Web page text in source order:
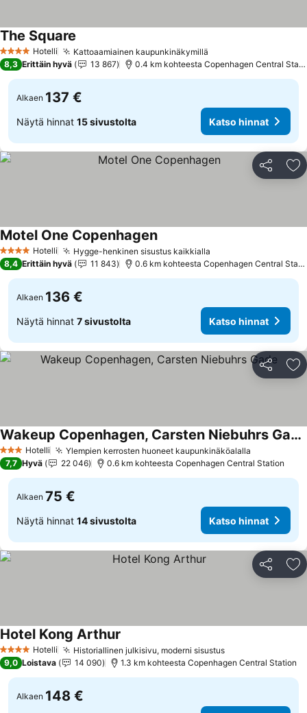
4 Tähtiluokitus
Hotelli Kattoaamiainen kaupunkinäkymillä
The Square
8,3 Erittäin hyvä 13 867 0.4 km kohteesta Copenhagen Central
Alkaen 137 €
Näytä hinnat 15 sivustolta Katso hinnat
Jaa
4 Tähtiluokitus
Hotelli Hygge-henkinen sisustus kaikkialla
Motel One CopenhagenKatso hinnat
8,4 Erittäin hyvä 11 843 0.6 km kohteesta Copenhagen Central
Alkaen 136 €
Näytä hinnat 7 sivustolta Katso hinnat
Jaa
3 Tähtiluokitus
Hotelli Ylempien kerrosten huoneet kaupunkinäköalalla
Wakeup Copenhagen, Carsten Niebuhrs Gade
Katso hinnat
7,7 Hyvä 22 046 0.6 km kohteesta Copenhagen Central Station
Alkaen 75 €
Näytä hinnat 14 sivustolta Katso hinnat
Jaa
4 Tähtiluokitus
Hotelli Historiallinen julkisivu, moderni sisustusKatso hinnat
Hotel Kong Arthur
9,0 Loistava 14 090 1.3 km kohteesta Copenhagen Central Station
Alkaen 148 €